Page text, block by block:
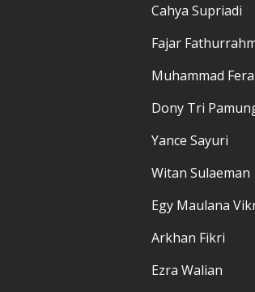
Cahya Supriadi
Fajar
Muhammad
Dony Tri
Yance Sayuri
Witan Sulaeman
Egy Maulana
Arkhan Fikri
Ezra Walian